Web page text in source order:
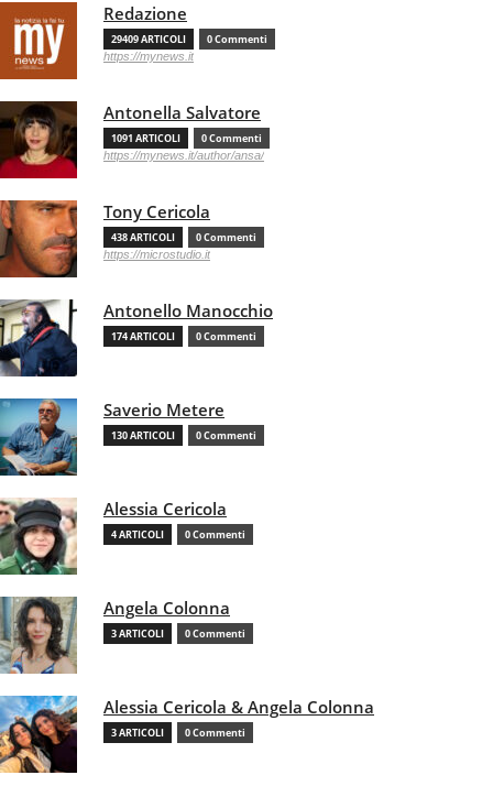
Redazione
29409 ARTICOLI 0 Commenti
https://mynews.it
Antonella Salvatore
1091 ARTICOLI 0 Commenti
https://mynews.it/author/ansa/
Tony Cericola
438 ARTICOLI 0 Commenti
https://microstudio.it
Antonello Manocchio
174 ARTICOLI 0 Commenti
Saverio Metere
130 ARTICOLI 0 Commenti
Alessia Cericola
4 ARTICOLI 0 Commenti
Angela Colonna
3 ARTICOLI 0 Commenti
Alessia Cericola & Angela Colonna
3 ARTICOLI 0 Commenti